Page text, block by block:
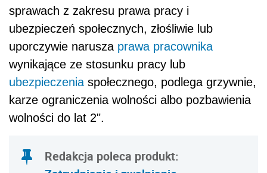
sprawach z zakresu prawa pracy i
ubezpieczeń społecznych, złośliwie lub
uporczywie narusza prawa pracownika
wynikające ze stosunku pracy lub
ubezpieczenia społecznego, podlega grzywnie,
karze ograniczenia wolności albo pozbawienia
wolności do lat 2".
Redakcja poleca produkt: